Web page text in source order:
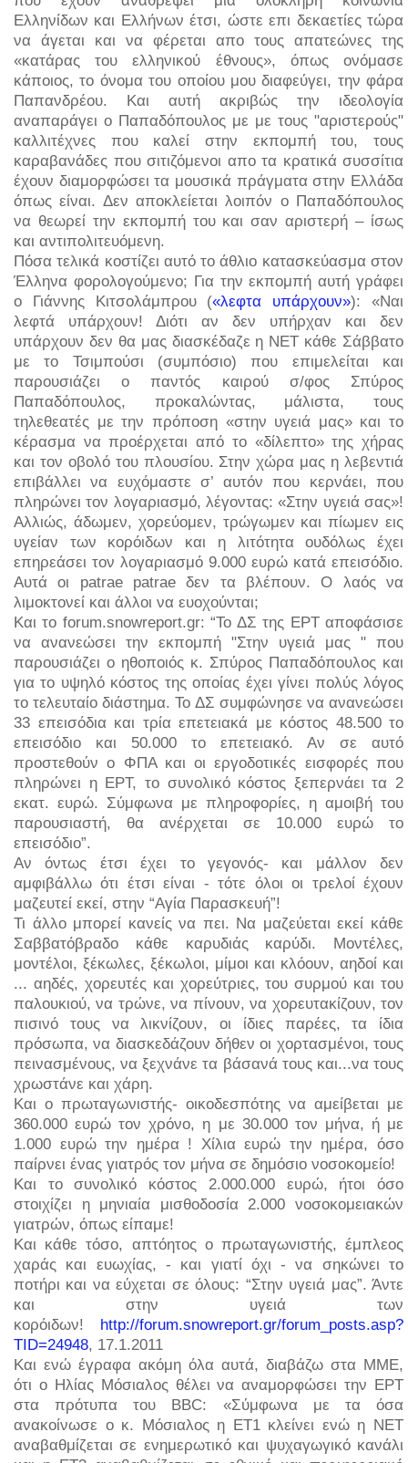
Ελληνίδων και Ελλήνων έτσι, ώστε επι δεκαετίες τώρα
να άγεται και να φέρεται απο τους απατεώνες της
«κατάρας του ελληνικού έθνους», όπως ονόμασε
κάποιος, το όνομα του οποίου μου διαφεύγει, την φάρα
Παπανδρέου. Και αυτή ακριβώς την ιδεολογία
αναπαράγει ο Παπαδόπουλος με με τους "αριστερούς"
καλλιτέχνες που καλεί στην εκπομπή του, τους
καραβανάδες που σιτιζόμενοι απο τα κρατικά συσσίτια
έχουν διαμορφώσει τα μουσικά πράγματα στην Ελλάδα
όπως είναι. Δεν αποκλείεται λοιπόν ο Παπαδόπουλος
να θεωρεί την εκπομπή του και σαν αριστερή – ίσως
και αντιπολιτευόμενη.
Πόσα τελικά κοστίζει αυτό το άθλιο κατασκεύασμα στον
Έλληνα φορολογούμενο; Για την εκπομπή αυτή γράφει
ο Γιάννης Κιτσολάμπρου («λεφτα υπάρχουν»): «Ναι
λεφτά υπάρχουν! Διότι αν δεν υπήρχαν και δεν
υπάρχουν δεν θα μας διασκέδαζε η ΝΕΤ κάθε Σάββατο
με το Τσιμπούσι (συμπόσιο) που επιμελείται και
παρουσιάζει ο παντός καιρού σ/φος Σπύρος
Παπαδόπουλος, προκαλώντας, μάλιστα, τους
τηλεθεατές με την πρόποση «στην υγειά μας» και το
κέρασμα να προέρχεται από το «δίλεπτο» της χήρας
και τον οβολό του πλουσίου. Στην χώρα μας η λεβεντιά
επιβάλλει να ευχόμαστε σ’ αυτόν που κερνάει, που
πληρώνει τον λογαριασμό, λέγοντας: «Στην υγειά σας»!
Αλλιώς, άδωμεν, χορεύομεν, τρώγωμεν και πίωμεν εις
υγείαν των κορόιδων και η λιτότητα ουδόλως έχει
επηρεάσει τον λογαριασμό 9.000 ευρώ κατά επεισόδιο.
Αυτά οι patrae patrae δεν τα βλέπουν. Ο λαός να
λιμοκτονεί και άλλοι να ευοχούνται;
Και το forum.snowreport.gr: “Το ΔΣ της ΕΡΤ αποφάσισε
να ανανεώσει την εκπομπή "Στην υγειά μας " που
παρουσιάζει ο ηθοποιός κ. Σπύρος Παπαδόπουλος και
για το υψηλό κόστος της οποίας έχει γίνει πολύς λόγος
το τελευταίο διάστημα. Το ΔΣ συμφώνησε να ανανεώσει
33 επεισόδια και τρία επετειακά με κόστος 48.500 το
επεισόδιο και 50.000 το επετειακό. Αν σε αυτό
προστεθούν ο ΦΠΑ και οι εργοδοτικές εισφορές που
πληρώνει η ΕΡΤ, το συνολικό κόστος ξεπερνάει τα 2
εκατ. ευρώ. Σύμφωνα με πληροφορίες, η αμοιβή του
παρουσιαστή, θα ανέρχεται σε 10.000 ευρώ το
επεισόδιο”.
Αν όντως έτσι έχει το γεγονός- και μάλλον δεν
αμφιβάλλω ότι έτσι είναι - τότε όλοι οι τρελοί έχουν
μαζευτεί εκεί, στην “Αγία Παρασκευή”!
Τι άλλο μπορεί κανείς να πει. Να μαζεύεται εκεί κάθε
Σαββατόβραδο κάθε καρυδιάς καρύδι. Μοντέλες,
μοντέλοι, ξέκωλες, ξέκωλοι, μίμοι και κλόουν, αηδοί και
... αηδές, χορευτές και χορεύτριες, του συρμού και του
παλουκιού, να τρώνε, να πίνουν, να χορευτακίζουν, τον
πισινό τους να λικνίζουν, οι ίδιες παρέες, τα ίδια
πρόσωπα, να διασκεδάζουν δήθεν οι χορτασμένοι, τους
πεινασμένους, να ξεχνάνε τα βάσανά τους και...να τους
χρωστάνε και χάρη.
Και ο πρωταγωνιστής- οικοδεσπότης να αμείβεται με
360.000 ευρώ τον χρόνο, η με 30.000 τον μήνα, ή με
1.000 ευρώ την ημέρα ! Χίλια ευρώ την ημέρα, όσο
παίρνει ένας γιατρός τον μήνα σε δημόσιο νοσοκομείο!
Και το συνολικό κόστος 2.000.000 ευρώ, ήτοι όσο
στοιχίζει η μηνιαία μισθοδοσία 2.000 νοσοκομειακών
γιατρών, όπως είπαμε!
Και κάθε τόσο, απτόητος ο πρωταγωνιστής, έμπλεος
χαράς και ευωχίας, - και γιατί όχι - να σηκώνει το
ποτήρι και να εύχεται σε όλους: “Στην υγειά μας”. Άντε
και στην υγειά των
κορόιδων! http://forum.snowreport.gr/forum_posts.asp?
TID=24948, 17.1.2011
Και ενώ έγραφα ακόμη όλα αυτά, διαβάζω στα ΜΜΕ,
ότι ο Ηλίας Μόσιαλος θέλει να αναμορφώσει την ΕΡΤ
στα πρότυπα του BBC: «Σύμφωνα με τα όσα
ανακοίνωσε ο κ. Μόσιαλος η ΕΤ1 κλείνει ενώ η ΝΕΤ
αναβαθμίζεται σε ενημερωτικό και ψυχαγωγικό κανάλι